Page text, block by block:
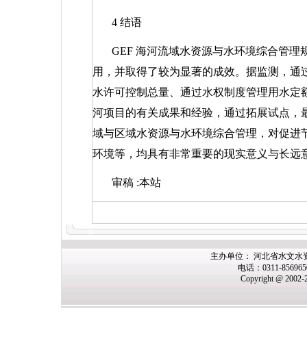
4 结语
GEF 海河流域水资源与水环境综合管理
用，并取得了较为显著的成效。据监测，通
水许可控制总量、通过水权制度管理用水
河项目的有关成果和经验，通过拓展试点
域与区域水资源与水环境综合管理，对促
环境等，均具有非常重要的现实意义与长远
审稿 :本站
主办单位： 河北省水文水
电话：0311-
Copyright @ 2002-